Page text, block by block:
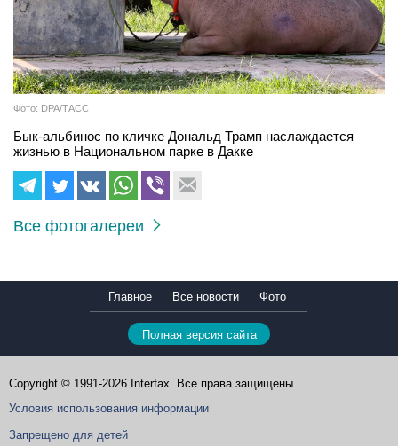
Фото: DPA/ТАСС
Бык-альбинос по кличке Дональд Трамп наслаждается
жизнью в Национальном парке в Дакке
Все фотогалереи
Главное Все новости Фото
Полная версия сайта
Copyright © 1991-2026 Interfax. Все права защищены.
Условия использования информации
Запрещено для детей